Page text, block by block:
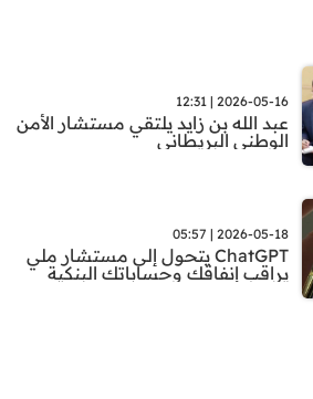
2026-05-16 | 12:31
عبد الله بن زايد يلتقي مستشار الأمن
الوطني البريطاني
2026-05-18 | 05:57
ChatGPT يتحول إلى مستشار ملي
يراقب إنفاقك وحساباتك البنكية